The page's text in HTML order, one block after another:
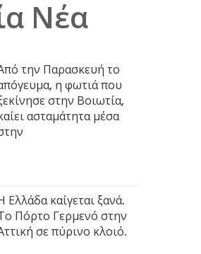
Νέα
την Παρασκευή το
η φωτιά που
στην Βοιωτία,
ασταμάτητα μέσα
Ελλάδα καίγεται ξανά.
Πόρτο Γερμενό στην
σε πύρινο κλοιό.